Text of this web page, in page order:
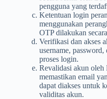
pengguna yang
Ketentuan login
menggunakan
OTP dilakukan
Verifikasi dan akses
username,
proses login.
Revalidasi akun oleh
memastikan email
dapat diakses untuk
validitas akun.